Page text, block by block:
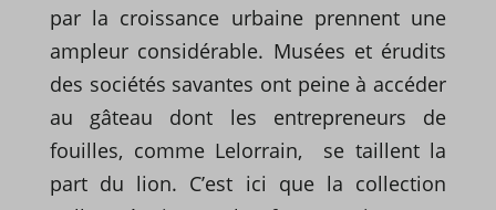
par la croissance urbaine prennent une
ampleur considérable. Musées et érudits
des sociétés savantes ont peine à accéder
au gâteau dont les entrepreneurs de
fouilles, comme Lelorrain, se taillent la
part du lion. C’est ici que la collection